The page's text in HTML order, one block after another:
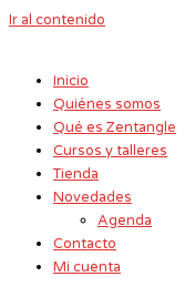
Ir al contenido
Inicio
Quiénes somos
Qué es Zentangle
Cursos y talleres
Tienda
Novedades
Agenda
Contacto
Mi cuenta